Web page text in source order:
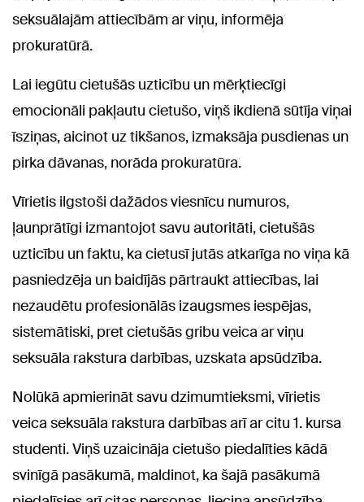
seksuālajām attiecībām ar viņu, informēja
prokuratūrā.
Lai iegūtu cietušās uzticību un mērķtiecīgi
emocionāli pakļautu cietušo, viņš ikdienā sūtīja viņai
īsziņas, aicinot uz tikšanos, izmaksāja pusdienas un
pirka dāvanas, norāda prokuratūra.
Vīrietis ilgstoši dažādos viesnīcu numuros,
ļaunprātīgi izmantojot savu autoritāti, cietušās
uzticību un faktu, ka cietusī jutās atkarīga no viņa kā
pasniedzēja un baidījās pārtraukt attiecības, lai
nezaudētu profesionālās izaugsmes iespējas,
sistemātiski, pret cietušās gribu veica ar viņu
seksuāla rakstura darbības, uzskata apsūdzība.
Nolūkā apmierināt savu dzimumtieksmi, vīrietis
veica seksuāla rakstura darbības arī ar citu 1. kursa
studenti. Viņš uzaicināja cietušo piedalīties kādā
svinīgā pasākumā, maldinot, ka šajā pasākumā